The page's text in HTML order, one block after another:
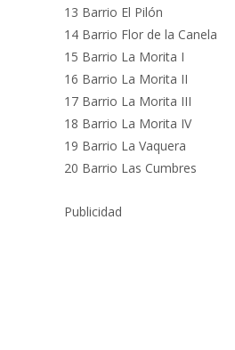
13 Barrio El Pilón
14 Barrio Flor de la Canela
15 Barrio La Morita I
16 Barrio La Morita II
17 Barrio La Morita III
18 Barrio La Morita IV
19 Barrio La Vaquera
20 Barrio Las Cumbres
Publicidad